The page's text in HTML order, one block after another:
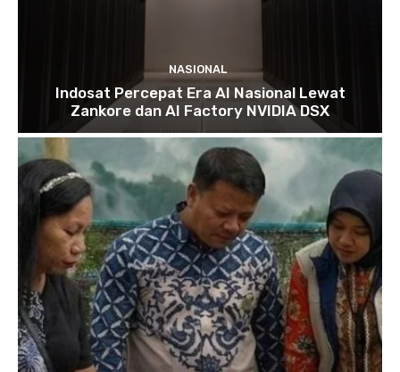
NASIONAL
Indosat Percepat Era AI Nasional Lewat
Zankore dan AI Factory NVIDIA DSX